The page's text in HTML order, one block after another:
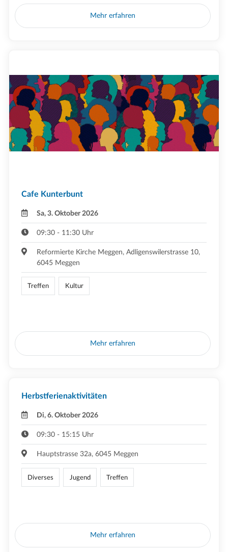
Mehr erfahren
Cafe Kunterbunt
Sa, 3. Oktober 2026
09:30 - 11:30 Uhr
Reformierte Kirche Meggen, Adligenswilerstrasse 10,
6045 Meggen
Treffen Kultur
Mehr erfahren
Herbstferienaktivitäten
Di, 6. Oktober 2026
09:30 - 15:15 Uhr
Hauptstrasse 32a, 6045 Meggen
Diverses Jugend Treffen
Mehr erfahren